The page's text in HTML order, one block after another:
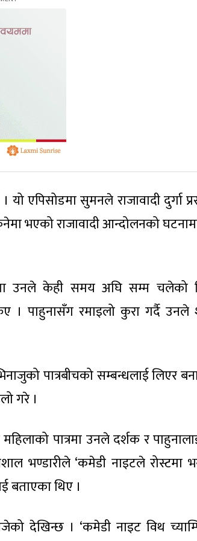
एपिसोडमा सुमनले राजावादी दुर्गा
भएको राजावादी आन्दोलनको
उनले केही समय अघि सम्म चलेको
। पाहुनासँग रमाइलो कुरा गर्दै उनले
पात्रबीचको सम्बन्धलाई लिएर
गरे ।
पात्रमा उनले दर्शक र
भण्डारीले ‘कमेडी नाइटले रोस्टमा
बताएका थिए ।
देखिन्छ । ‘कमेडी नाइट विथ